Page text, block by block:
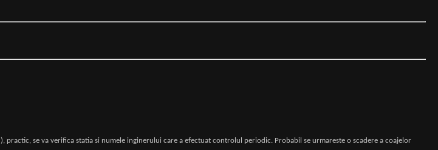
se va verifica statia si numele inginerului care a efectuat controlul periodic. Probabil se urmareste o scadere a coajelor